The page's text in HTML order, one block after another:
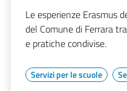
Le esperienze Erasmus
del Comune di Ferrara
e pratiche condivise.
Servizi per le scuole